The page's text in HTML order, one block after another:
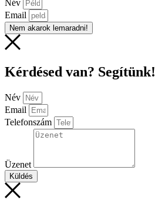
Név
Email
Nem akarok lemaradni!
Kérdésed van? Segítünk!
Név
Email
Telefonszám
Üzenet
Küldés